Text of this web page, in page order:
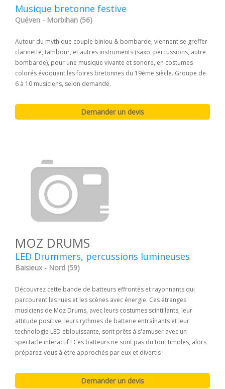
Musique bretonne festive
Quéven - Morbihan (56)
Autour du mythique couple biniou & bombarde, viennent se greffer
clarinette, tambour, et autres instruments (saxo, percussions, autre
bombarde), pour une musique vivante et sonore, en costumes
colorés évoquant les foires bretonnes du 19ème siècle. Groupe de
6 à 10 musiciens, selon demande.
MOZ DRUMS
LED Drummers, percussions lumineuses
Baisieux - Nord (59)
Découvrez cette bande de batteurs effrontés et rayonnants qui
parcourent les rues et les scènes avec énergie. Ces étranges
musiciens de Moz Drums, avec leurs costumes scintillants, leur
attitude positive, leurs rythmes de batterie entraînants et leur
technologie LED éblouissante, sont prêts à s'amuser avec un
spectacle interactif ! Ces batteurs ne sont pas du tout timides, alors
préparez-vous à être approchés par eux et divertis !